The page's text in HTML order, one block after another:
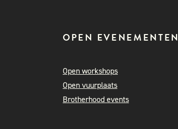
OPEN EVENEMENTEN
Open workshops
Open vuurplaats
Brotherhood events